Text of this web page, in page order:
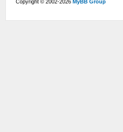
Copyright © 2002-2026 MyBB Group